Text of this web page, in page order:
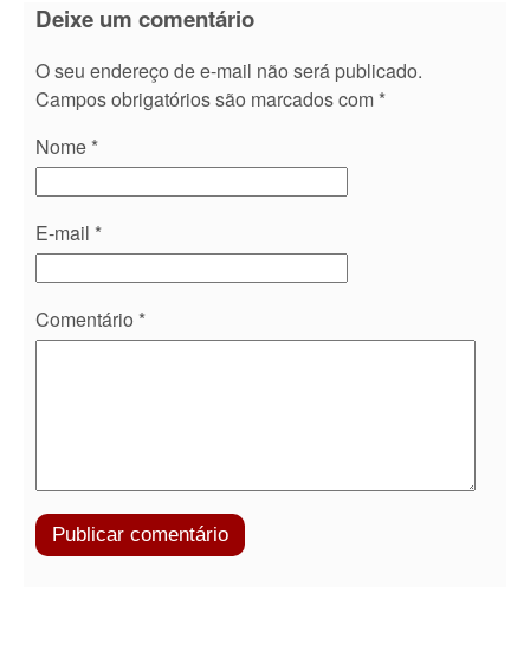
Deixe um comentário
O seu endereço de e-mail não será publicado.
Campos obrigatórios são marcados com *
Nome *
E-mail *
Comentário *